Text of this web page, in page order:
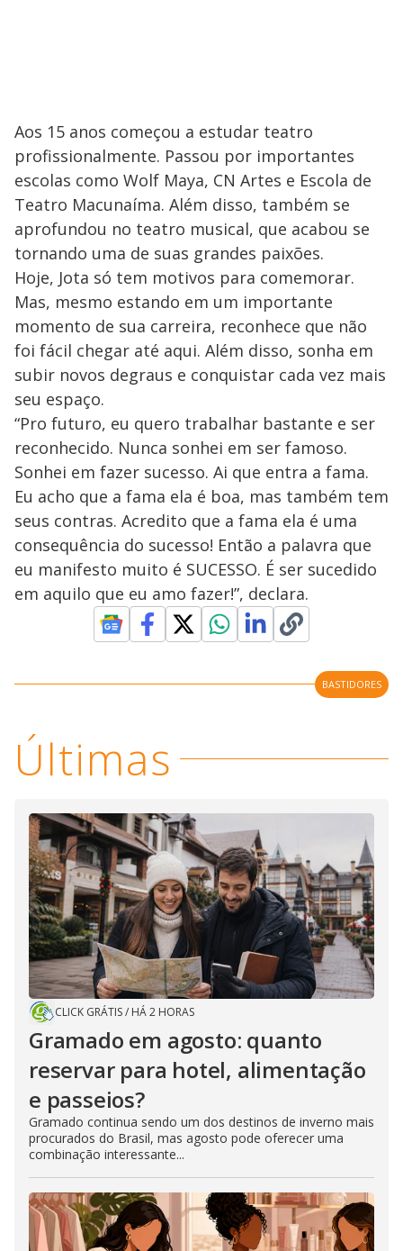
Aos 15 anos começou a estudar teatro
profissionalmente. Passou por importantes
escolas como Wolf Maya, CN Artes e Escola de
Teatro Macunaíma. Além disso, também se
aprofundou no teatro musical, que acabou se
tornando uma de suas grandes paixões.
Hoje, Jota só tem motivos para comemorar.
Mas, mesmo estando em um importante
momento de sua carreira, reconhece que não
foi fácil chegar até aqui. Além disso, sonha em
subir novos degraus e conquistar cada vez mais
seu espaço.
“Pro futuro, eu quero trabalhar bastante e ser
reconhecido. Nunca sonhei em ser famoso.
Sonhei em fazer sucesso. Ai que entra a fama.
Eu acho que a fama ela é boa, mas também tem
seus contras. Acredito que a fama ela é uma
consequência do sucesso! Então a palavra que
eu manifesto muito é SUCESSO. É ser sucedido
em aquilo que eu amo fazer!”, declara.
BASTIDORES
Últimas
CLICK GRÁTIS/ HÁ 2 HORAS
Gramado em agosto: quanto
reservar para hotel, alimentação
e passeios?
Gramado continua sendo um dos destinos de inverno mais
procurados do Brasil, mas agosto pode oferecer uma
combinação interessante...